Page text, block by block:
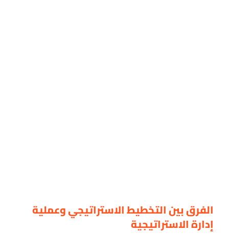
الفرق بين التخطيط الاستراتيجي وعملية
إدارة الاستراتيجية